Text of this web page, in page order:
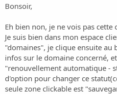
Bonsoir,
Eh bien non, je ne vois pas cette
Je suis bien dans mon espace
"domaines", je clique ensuite
infos sur le domaine concerné,
"renouvellement automatique -
d'option pour changer ce
seule zone clickable est